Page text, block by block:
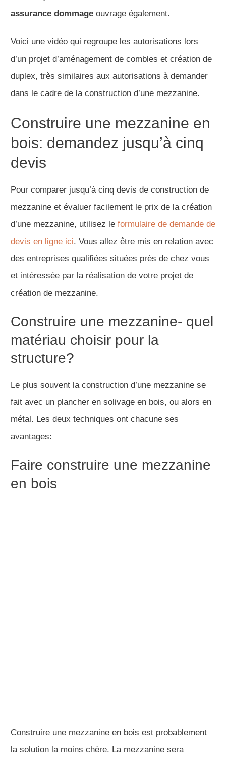
assurance dommage ouvrage également.
Voici une vidéo qui regroupe les autorisations lors
d’un projet d’aménagement de combles et création de
duplex, très similaires aux autorisations à demander
dans le cadre de la construction d’une mezzanine.
Construire une mezzanine en
bois: demandez jusqu’à cinq
devis
Pour comparer jusqu’à cinq devis de construction de
mezzanine et évaluer facilement le prix de la création
d’une mezzanine, utilisez le formulaire de demande de
devis en ligne ici. Vous allez être mis en relation avec
des entreprises qualifiées situées près de chez vous
et intéressée par la réalisation de votre projet de
création de mezzanine.
Construire une mezzanine- quel
matériau choisir pour la
structure?
Le plus souvent la construction d’une mezzanine se
fait avec un plancher en solivage en bois, ou alors en
métal. Les deux techniques ont chacune ses
avantages:
Faire construire une mezzanine
en bois
Construire une mezzanine en bois est probablement
la solution la moins chère. La mezzanine sera